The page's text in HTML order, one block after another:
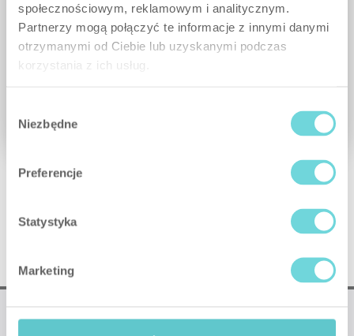
społecznościowym, reklamowym i analitycznym.
Partnerzy mogą połączyć te informacje z innymi danymi
otrzymanymi od Ciebie lub uzyskanymi podczas
korzystania z ich usług.
zgody
Niezbędne
Preferencje
Statystyka
Marketing
Smart Home